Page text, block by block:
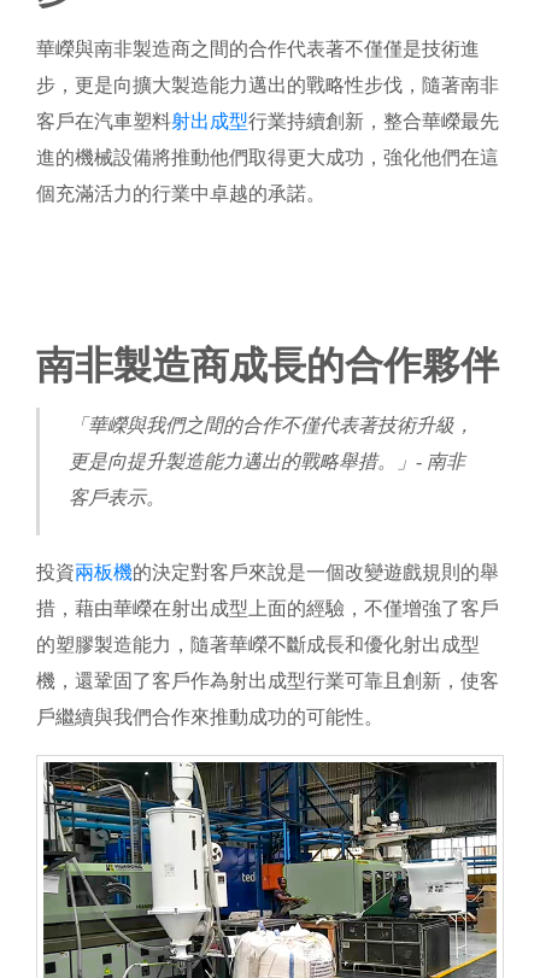
華嶸與南非製造商之間的合作代表著不僅僅是技術進
步，更是向擴大製造能力邁出的戰略性步伐，隨著南非
客戶在汽車塑料射出成型行業持續創新，整合華嶸最先
進的機械設備將推動他們取得更大成功，強化他們在這
個充滿活力的行業中卓越的承諾。
南非製造商成長的合作夥伴
「華嶸與我們之間的合作不僅代表著技術升級，
更是向提升製造能力邁出的戰略舉措。」- 南非
客戶表示。
投資兩板機的決定對客戶來說是一個改變遊戲規則的舉
措，藉由華嶸在射出成型上面的經驗，不僅增強了客戶
的塑膠製造能力，隨著華嶸不斷成長和優化射出成型
機，還鞏固了客戶作為射出成型行業可靠且創新，使客
戶繼續與我們合作來推動成功的可能性。